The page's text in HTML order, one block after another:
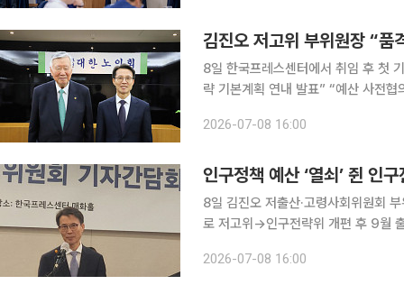
김진오 저고위 부위원장 “품
8일 한국프레스센터에서 취임 후 첫
략 기본계획 연내 발표” “예산 사전
이 9월 출범하는 인구전략위원회를
2026-07-08 16:00
인구정책 예산 ‘열쇠’ 쥔 인
8일 김진오 저출산·고령사회위원회 부위원장, 취
로 저고위→인구전략위 개편 후 9월 출범 법 개정으로 예산 사전협의제도 도입 “내부에
2026-07-08 16:00